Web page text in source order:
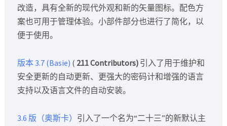
改造，具有全新的现代外观和新的矢量图标。配色方
案也可用于管理体验。小部件部分也进行了简化，以
便于使用。
版本 3.7 (Basie) ( 211 Contributors) 引入了用于维护和
安全更新的自动更新、更强大的密码计和增强的语言
支持以及语言文件的自动安装。
3.6 版（奥斯卡） 引入了一个名为“二十三”的新默认主